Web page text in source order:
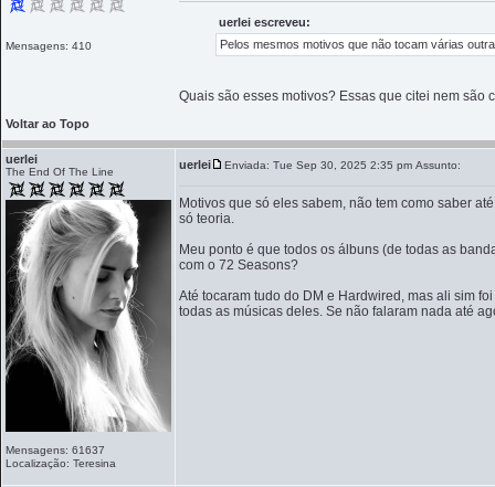
Mensagens: 410
uerlei escreveu:
Pelos mesmos motivos que não tocam várias
Quais são esses motivos? Essas que citei nem são
Voltar ao Topo
uerlei
The End Of The Line
Mensagens: 61637
Localização: Teresina
uerlei Enviada: Tue Sep 30, 2025 2:35 pm Assunto:
Motivos que só eles sabem, não tem como saber
só teoria.
Meu ponto é que todos os álbuns (de todas as
com o 72 Seasons?
Até tocaram tudo do DM e Hardwired, mas ali sim
todas as músicas deles. Se não falaram nada até